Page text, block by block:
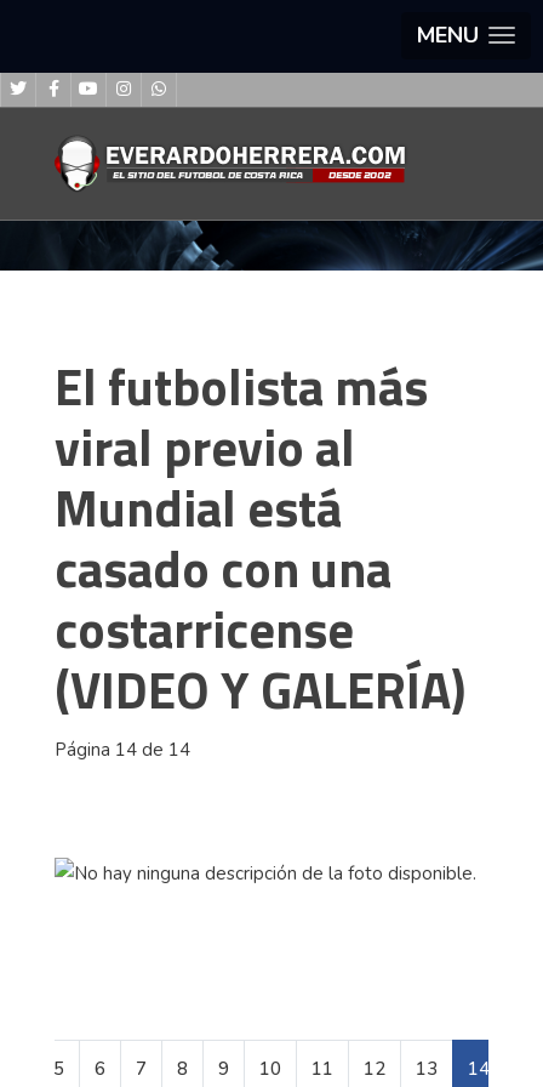
MENU
El futbolista más
viral previo al
Mundial está
casado con una
costarricense
(VIDEO Y GALERÍA)
Página 14 de 14
5 6 7 8 9 10 11 12 13 14